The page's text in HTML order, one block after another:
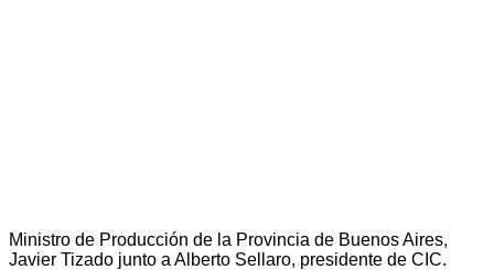
Ministro de Producción de la Provincia de Buenos Aires,
Javier Tizado junto a Alberto Sellaro, presidente de CIC.